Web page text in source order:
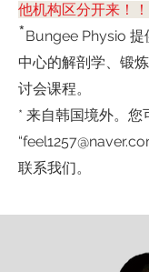
他机构区分开来！！
*​Bungee Physio 提
中心的解剖学、锻
讨会课程。
* 来自韩国境外。
联系我们。